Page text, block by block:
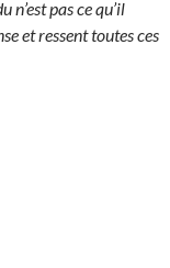
pas ce qu’il
et ressent toutes ces